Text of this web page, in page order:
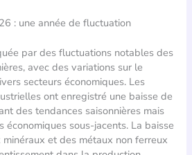
: une année de fluctuation
par des fluctuations notables des
avec des variations sur le
secteurs économiques. Les
ont enregistré une baisse de
des tendances saisonnières mais
économiques sous-jacents. La baisse
et des métaux non ferreux